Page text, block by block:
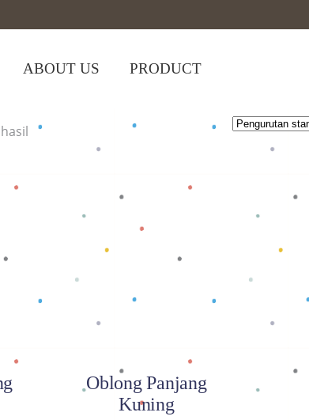
ABOUT US PRODUCT
Panjang Kuning
Baca selengkapnya
Oblong Panjang
Kuning